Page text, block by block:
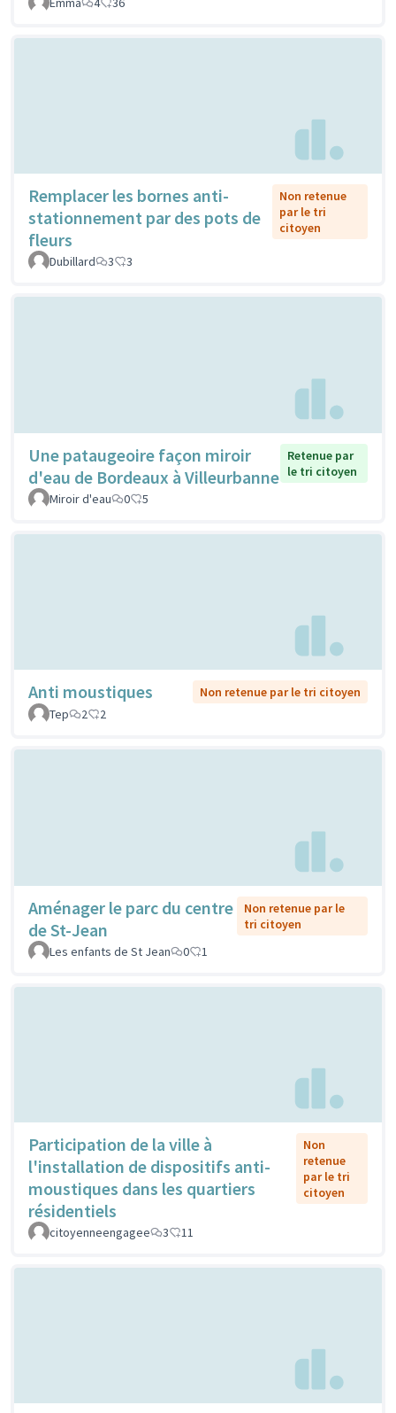
Remplacer les bornes anti-
stationnement par des pots de
fleurs
Non retenue
par le tri
citoyen
Dubillard 3 3
Une pataugeoire façon miroir
d'eau de Bordeaux à Villeurbanne
Retenue par
le tri citoyen
Miroir d'eau
0 5
Anti moustiques
Non retenue par le tri citoyen
Tep
2 2
Aménager le parc du centre
de St-Jean
Non retenue par le
tri citoyen
Les enfants de St Jean
0 1
Participation de la ville à
l'installation de dispositifs anti-
moustiques dans les quartiers
résidentiels
Non
retenue
par le tri
citoyen
citoyenneengagee 3 11